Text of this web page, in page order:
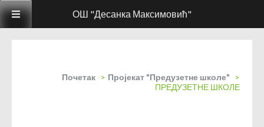
Почетак > Пројекат "Предузетне школе"
>
ПРЕДУЗЕТНЕ ШКОЛЕ
ОШ "Десанка Максимовић"